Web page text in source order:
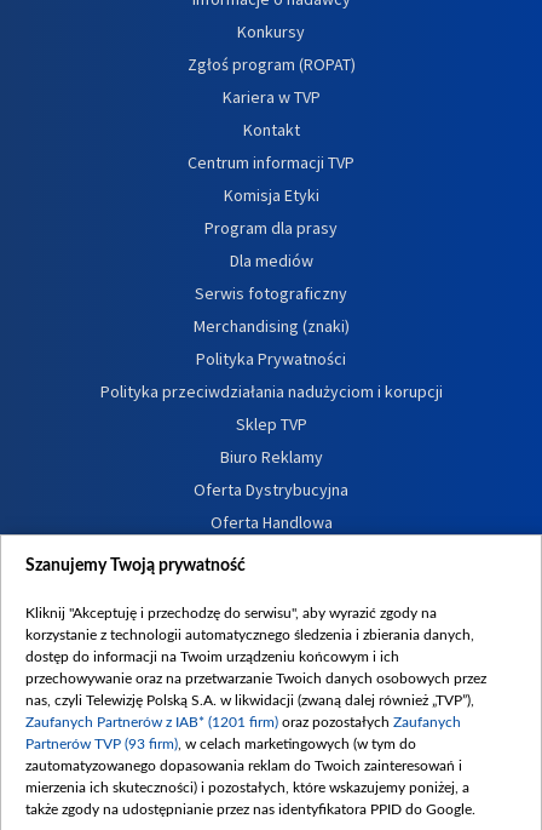
Konkursy
Zgłoś program (ROPAT)
Kariera w TVP
Kontakt
Centrum informacji TVP
Komisja Etyki
Program dla prasy
Dla mediów
Serwis fotograficzny
Merchandising (znaki)
Polityka Prywatności
Polityka przeciwdziałania nadużyciom i korupcji
Sklep TVP
Biuro Reklamy
Oferta Dystrybucyjna
Oferta Handlowa
Dostępność
Procedura zgłoszeń wewnętrznych
Szanujemy Twoją prywatność
Kliknij "Akceptuję i przechodzę do serwisu", aby wyrazić zgody na
korzystanie z technologii automatycznego śledzenia i zbierania danych,
dostęp do informacji na Twoim urządzeniu końcowym i ich
przechowywanie oraz na przetwarzanie Twoich danych osobowych przez
nas, czyli Telewizję Polską S.A. w likwidacji (zwaną dalej również „TVP”),
Zaufanych Partnerów z IAB* (1201 firm) oraz pozostałych Zaufanych
Partnerów TVP (93 firm) , w celach marketingowych (w tym do
zautomatyzowanego dopasowania reklam do Twoich zainteresowań i
mierzenia ich skuteczności) i pozostałych, które wskazujemy poniżej, a
także zgody na udostępnianie przez nas identyfikatora PPID do Google.